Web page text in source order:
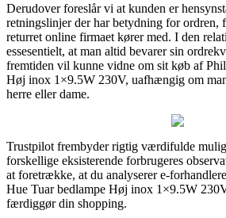
Derudover foreslår vi at kunden er
retningslinjer der har betydning for ordren,
returret online firmaet kører med. I den
essesentielt, at man altid bevarer sin
fremtiden vil kunne vidne om sit køb af
Høj inox 1×9.5W 230V, uafhængig om
herre eller dame.
Trustpilot frembyder rigtig værdifulde
forskellige eksisterende forbrugeres
at foretrække, at du analyserer e-
Hue Tuar bedlampe Høj inox 1×9.5W
færdiggør din shopping.